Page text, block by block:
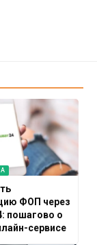
ФОП через
пошагово о
сервисе